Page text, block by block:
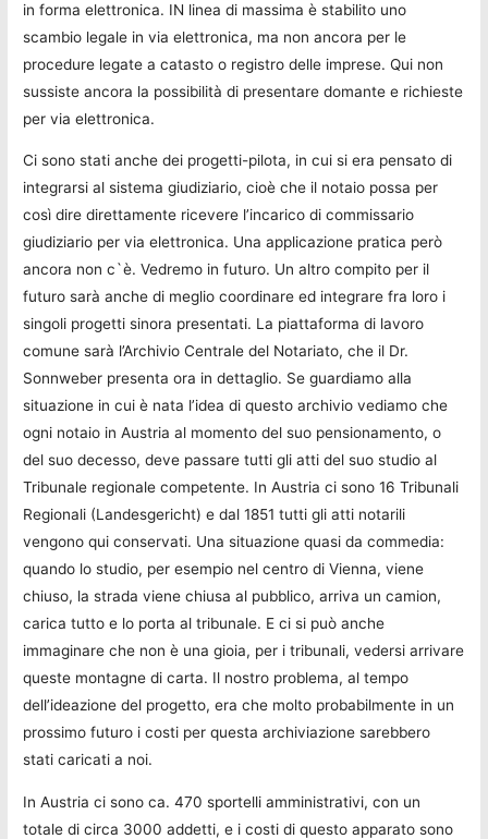
in forma elettronica. IN linea di massima è stabilito uno
scambio legale in via elettronica, ma non ancora per le
procedure legate a catasto o registro delle imprese. Qui non
sussiste ancora la possibilità di presentare domante e richieste
per via elettronica.
Ci sono stati anche dei progetti-pilota, in cui si era pensato di
integrarsi al sistema giudiziario, cioè che il notaio possa per
così dire direttamente ricevere l’incarico di commissario
giudiziario per via elettronica. Una applicazione pratica però
ancora non c`è. Vedremo in futuro. Un altro compito per il
futuro sarà anche di meglio coordinare ed integrare fra loro i
singoli progetti sinora presentati. La piattaforma di lavoro
comune sarà l’Archivio Centrale del Notariato, che il Dr.
Sonnweber presenta ora in dettaglio. Se guardiamo alla
situazione in cui è nata l’idea di questo archivio vediamo che
ogni notaio in Austria al momento del suo pensionamento, o
del suo decesso, deve passare tutti gli atti del suo studio al
Tribunale regionale competente. In Austria ci sono 16 Tribunali
Regionali (Landesgericht) e dal 1851 tutti gli atti notarili
vengono qui conservati. Una situazione quasi da commedia:
quando lo studio, per esempio nel centro di Vienna, viene
chiuso, la strada viene chiusa al pubblico, arriva un camion,
carica tutto e lo porta al tribunale. E ci si può anche
immaginare che non è una gioia, per i tribunali, vedersi arrivare
queste montagne di carta. Il nostro problema, al tempo
dell’ideazione del progetto, era che molto probabilmente in un
prossimo futuro i costi per questa archiviazione sarebbero
stati caricati a noi.
In Austria ci sono ca. 470 sportelli amministrativi, con un
totale di circa 3000 addetti, e i costi di questo apparato sono